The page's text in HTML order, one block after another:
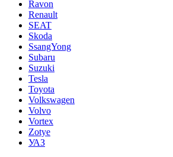
Ravon
Renault
SEAT
Skoda
SsangYong
Subaru
Suzuki
Tesla
Toyota
Volkswagen
Volvo
Vortex
Zotye
УАЗ